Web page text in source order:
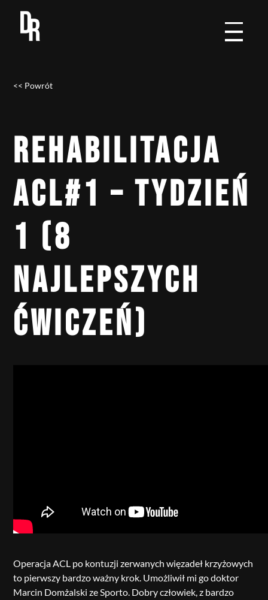
<< Powrót
REHABILITACJA
ACL#1 – TYDZIEŃ
1 (8
NAJLEPSZYCH
ĆWICZEŃ)
Operacja ACL po kontuzji zerwanych więzadeł krzyżowych
to pierwszy bardzo ważny krok. Umożliwił mi go doktor
Marcin Domżalski ze Sporto. Dobry człowiek, z bardzo